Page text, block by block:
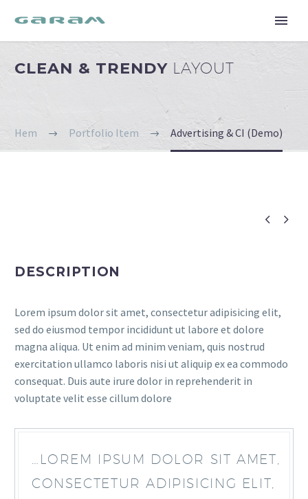
CLEAN & TRENDY LAYOUT
Hem Portfolio Item Advertising & CI (Demo)
 
DESCRIPTION
Lorem ipsum dolor sit amet, consectetur adipisicing elit,
sed do eiusmod tempor incididunt ut labore et dolore
magna aliqua. Ut enim ad minim veniam, quis nostrud
exercitation ullamco laboris nisi ut aliquip ex ea commodo
consequat. Duis aute irure dolor in reprehenderit in
voluptate velit esse cillum dolore
…LOREM IPSUM DOLOR SIT AMET,
CONSECTETUR ADIPISICING ELIT,